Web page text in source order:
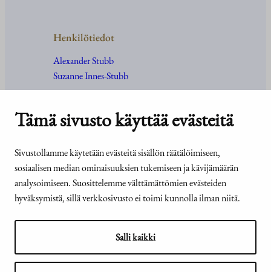
Tämä sivusto käyttää evästeitä
Sivustollamme käytetään evästeitä sisällön räätälöimiseen,
sosiaalisen median ominaisuuksien tukemiseen ja kävijämäärän
analysoimiseen. Suosittelemme välttämättömien evästeiden
hyväksymistä, sillä verkkosivusto ei toimi kunnolla ilman niitä.
Salli kaikki
Henkilötiedot
Alexander Stubb
Suzanne Innes-Stubb
Kanslia ja yhteystiedot
Yhteystiedot
Tehtävät ja organisaatio
Medialle